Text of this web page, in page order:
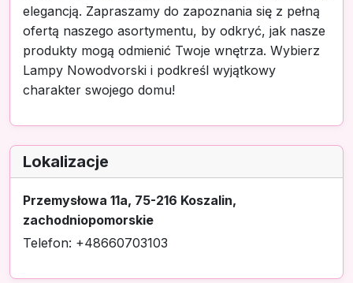
elegancją. Zapraszamy do zapoznania się z pełną
ofertą naszego asortymentu, by odkryć, jak nasze
produkty mogą odmienić Twoje wnętrza. Wybierz
Lampy Nowodvorski i podkreśl wyjątkowy
charakter swojego domu!
Lokalizacje
Przemysłowa 11a, 75-216 Koszalin,
zachodniopomorskie
Telefon: +48660703103